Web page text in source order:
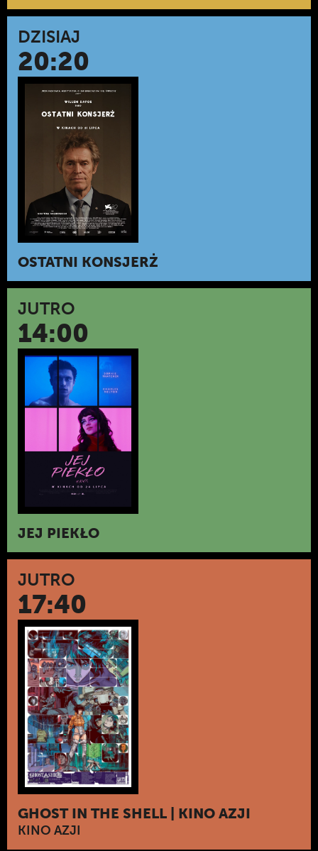
DZISIAJ
20:20
OSTATNI KONSJERŻ
JUTRO
14:00
JEJ PIEKŁO
JUTRO
17:40
GHOST IN THE SHELL | KINO AZJI
KINO AZJI